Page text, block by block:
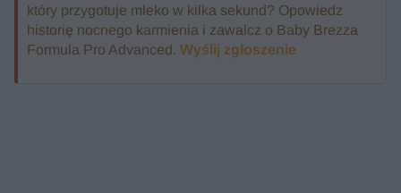
który przygotuje mleko w kilka sekund? Opowiedz
historię nocnego karmienia i zawalcz o Baby Brezza
Formula Pro Advanced. Wyślij zgłoszenie